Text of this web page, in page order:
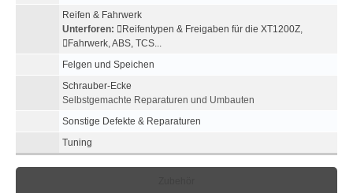
Reifen & Fahrwerk
Unterforen:
Reifentypen & Freigaben für die XT1200Z,
Fahrwerk, ABS, TCS...
Felgen und Speichen
Schrauber-Ecke
Selbstgemachte Reparaturen und Umbauten
Sonstige Defekte & Reparaturen
Tuning